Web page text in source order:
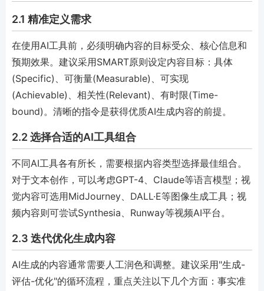
2.1 精准定义需求
在使用AI工具前，必须明确内容的目标受众、核心信息和
预期效果。建议采用SMART原则设定内容目标：具体
(Specific)、可衡量(Measurable)、可实现
(Achievable)、相关性(Relevant)、有时限(Time-
bound)。清晰的指令是获得优质AI生成内容的前提。
2.2 选择合适的AI工具组合
不同AI工具各有所长，需要根据内容类型选择最佳组合。
对于文本创作，可以考虑GPT-4、Claude等语言模型；视
觉内容可选用MidJourney、DALL·E等图像生成工具；视
频内容则可尝试Synthesia、Runway等视频AI平台。
2.3 迭代优化生成内容
AI生成的内容通常需要人工润色和调整。建议采用"生成-
评估-优化"的循环流程，重点关注以下几个方面：事实准